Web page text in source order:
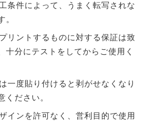
条件によって、うまく転写されな
。
リントするものに対する保証は致
十分にテストをしてからご使用く
一度貼り付けると剥がせなくなり
ください。
インを許可なく、営利目的で使用